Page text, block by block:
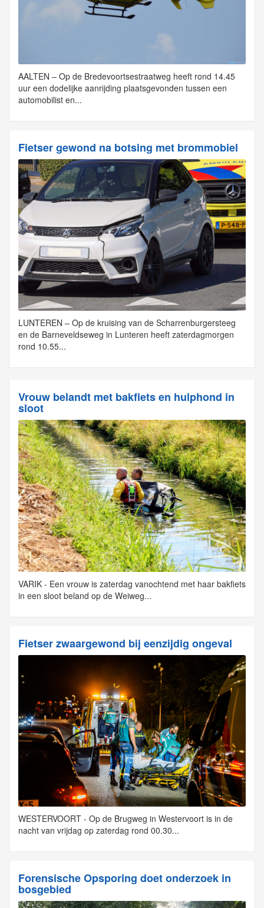
AALTEN – Op de Bredevoortsestraatweg heeft rond 14.45
uur een dodelijke aanrijding plaatsgevonden tussen een
automobilist en...
Fietser gewond na botsing met brommobiel
LUNTEREN – Op de kruising van de Scharrenburgersteeg
en de Barneveldseweg in Lunteren heeft zaterdagmorgen
rond 10.55...
Vrouw belandt met bakfiets en hulphond in
sloot
VARIK - Een vrouw is zaterdag vanochtend met haar bakfiets
in een sloot beland op de Weiweg...
Fietser zwaargewond bij eenzijdig ongeval
WESTERVOORT - Op de Brugweg in Westervoort is in de
nacht van vrijdag op zaterdag rond 00.30...
Forensische Opsporing doet onderzoek in
bosgebied